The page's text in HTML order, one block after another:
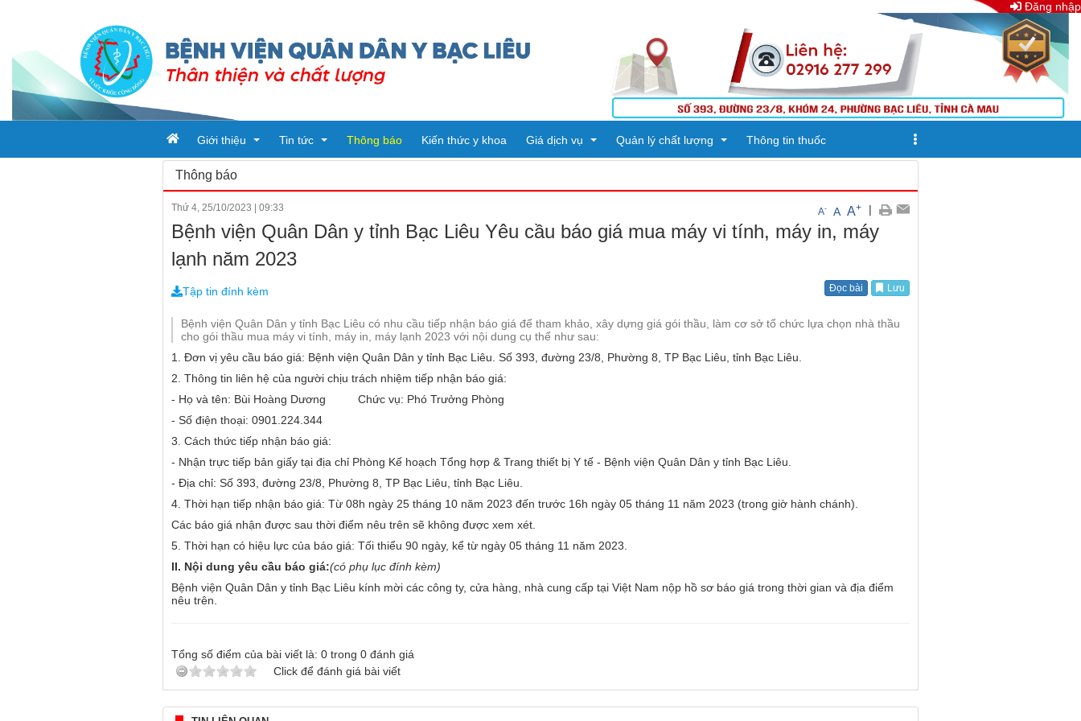
Đăng nhập
Giới thiệu
Tổ chức bệnh viện
PHÒNG TÀI CHÍNH - KẾ TOÁN
PHÒNG ĐIỀU DƯỠNG
PHÒNG ĐIỀU DƯỠNG
KHOA KHÁM BỆNH CẤP CỨU
KHOA Y học cổ truyền - Vật lý trị liệu - Phục hồi chức năng
KHOA CẬN LÂM SÀNG
KHOA NGOẠI - SẢN
KHOA NỘI NHI NHIỄM
Tin tức
Tin tức
Thông báo Kiến thức y khoa Giá dịch vụ Quản lý chất lượng Thông tin thuốc
Thông báo
Thứ 4, 25/10/2023 | 09:33 A- A A+ |
Bệnh viện Quân Dân y tỉnh Bạc Liêu Yêu cầu báo giá mua máy vi tính, máy in, máy
lạnh năm 2023
Tập tin đính kèm Đọc bài Lưu
Bệnh viện Quân Dân y tỉnh Bạc Liêu có nhu cầu tiếp nhận báo giá để tham khảo, xây dựng giá gói thầu, làm cơ sở tổ chức lựa chọn nhà thầu
cho gói thầu mua máy vi tính, máy in, máy lạnh 2023 với nội dung cụ thể như sau:
1. Đơn vị yêu cầu báo giá: Bệnh viện Quân Dân y tỉnh Bạc Liêu. Số 393, đường 23/8, Phường 8, TP Bạc Liêu, tỉnh Bạc Liêu.
2. Thông tin liên hệ của người chịu trách nhiệm tiếp nhận báo giá:
- Họ và tên: Bùi Hoàng Dương Chức vụ: Phó Trưởng Phòng
- Số điện thoại: 0901.224.344
3. Cách thức tiếp nhận báo giá:
- Nhận trực tiếp bản giấy tại địa chỉ Phòng Kế hoạch Tổng hợp & Trang thiết bị Y tế - Bệnh viện Quân Dân y tỉnh Bạc Liêu.
- Địa chỉ: Số 393, đường 23/8, Phường 8, TP Bạc Liêu, tỉnh Bạc Liêu.
4. Thời hạn tiếp nhận báo giá: Từ 08h ngày 25 tháng 10 năm 2023 đến trước 16h ngày 05 tháng 11 năm 2023 (trong giờ hành chánh).
Các báo giá nhận được sau thời điểm nêu trên sẽ không được xem xét.
5. Thời hạn có hiệu lực của báo giá: Tối thiểu 90 ngày, kể từ ngày 05 tháng 11 năm 2023.
II. Nội dung yêu cầu báo giá:(có phụ lục đính kèm)
Bệnh viện Quân Dân y tỉnh Bạc Liêu kính mời các công ty, cửa hàng, nhà cung cấp tại Việt Nam nộp hồ sơ báo giá trong thời gian và địa điểm
nêu trên.
Tổng số điểm của bài viết là: 0 trong 0 đánh giá
Click để đánh giá bài viết